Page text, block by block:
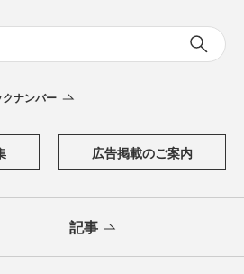
ナンバー
広告掲載のご案内
記事